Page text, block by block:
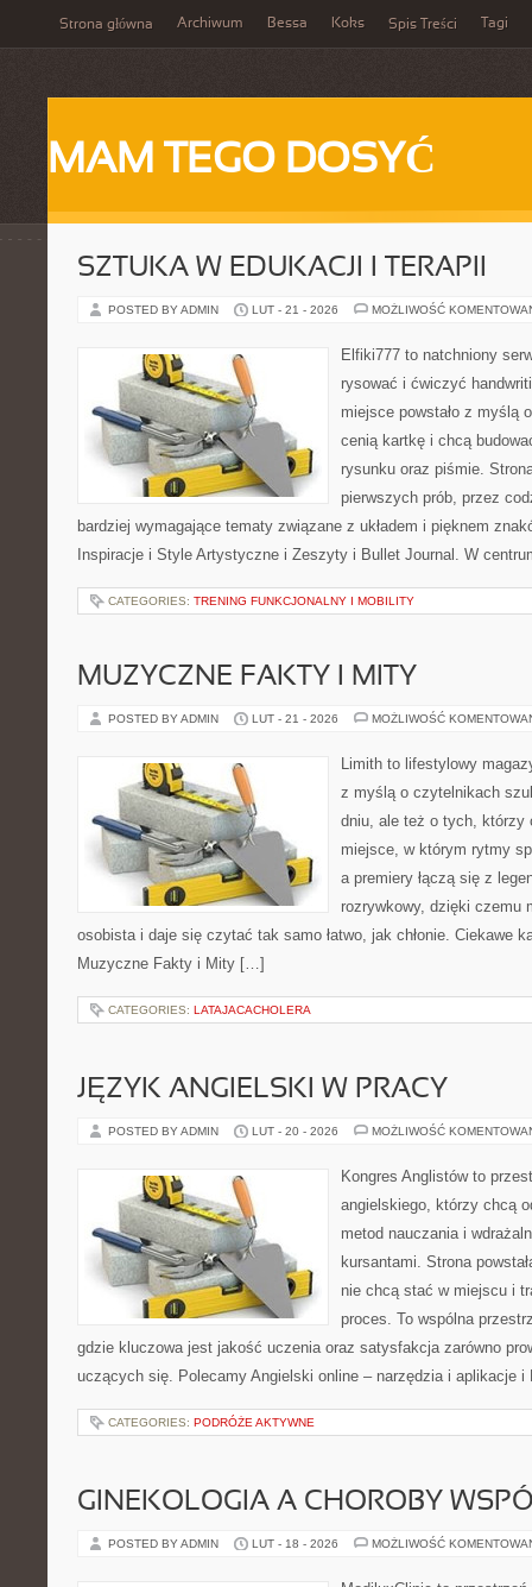
Strona główna Archiwum Bessa Koks Spis Treści Tagi
MAM TEGO DOSYĆ
SZTUKA W EDUKACJI I TERAPII
POSTED BY ADMIN LUT - 21 - 2026 MOŻLIWOŚĆ
Elfiki777 to natchniony
rysować i ćwiczyć
miejsce powstało z myślą
cenią kartkę i chcą
rysunku oraz piśmie.
pierwszych prób, przez
bardziej wymagające tematy związane z układem i pięknem
Inspiracje i Style Artystyczne i Zeszyty i Bullet Journal. W
CATEGORIES: TRENING FUNKCJONALNY I MOBILITY
MUZYCZNE FAKTY I MITY
POSTED BY ADMIN LUT - 21 - 2026 MOŻLIWOŚĆ
Limith to lifestylowy
z myślą o czytelnikach
dniu, ale też o tych, którzy
miejsce, w którym rytmy
a premiery łączą się z
rozrywkowy, dzięki czemu
osobista i daje się czytać tak samo łatwo, jak chłonie. Ciekawe
Muzyczne Fakty i Mity […]
CATEGORIES: LATAJACACHOLERA
JĘZYK ANGIELSKI W PRACY
POSTED BY ADMIN LUT - 20 - 2026 MOŻLIWOŚĆ
Kongres Anglistów to
angielskiego, którzy chcą
metod nauczania i
kursantami. Strona
nie chcą stać w miejscu i
proces. To wspólna
gdzie kluczowa jest jakość uczenia oraz satysfakcja zarówno
uczących się. Polecamy Angielski online – narzędzia i aplikacje
CATEGORIES: PODRÓŻE AKTYWNE
GINEKOLOGIA A CHOROBY
POSTED BY ADMIN LUT - 18 - 2026 MOŻLIWOŚĆ